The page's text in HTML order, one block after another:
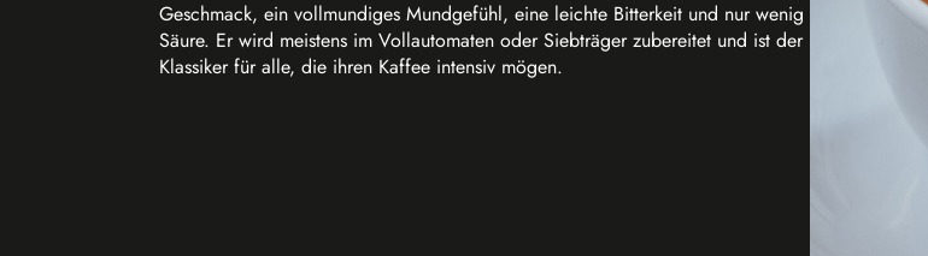
Geschmack, ein vollmundiges Mundgefühl, eine leichte Bitterkeit und nur wenig
Säure. Er wird meistens im Vollautomaten oder Siebträger zubereitet und ist der
Klassiker für alle, die ihren Kaffee intensiv mögen.